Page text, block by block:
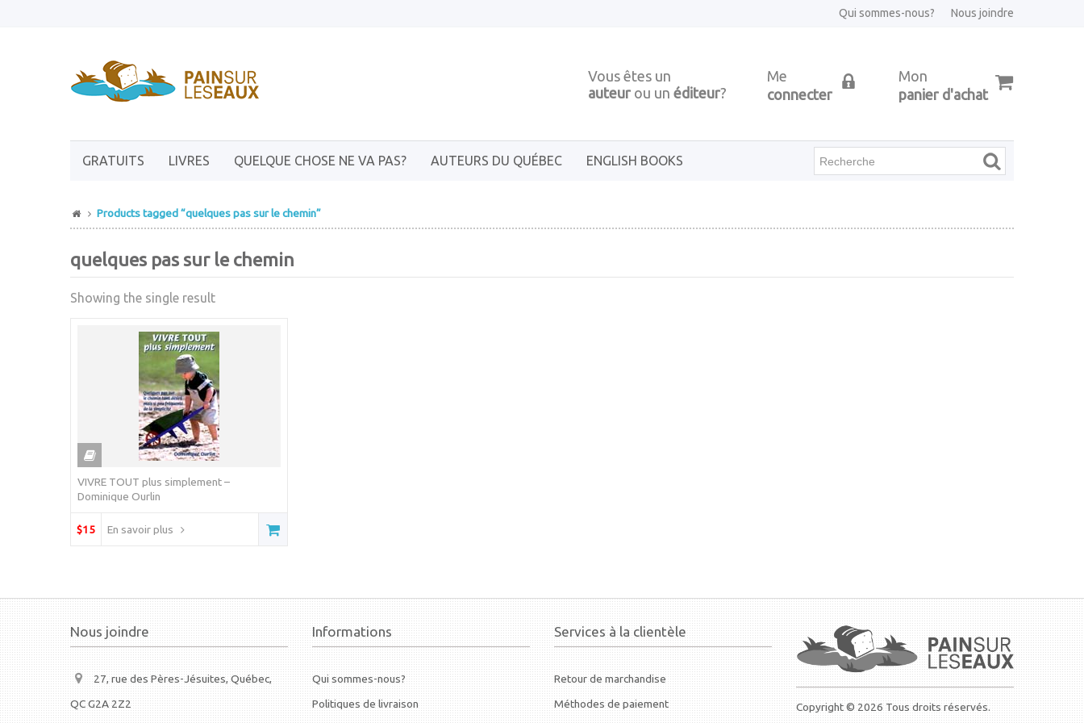
Qui sommes-nous? Nous joindre
Vous êtes un
auteurou un éditeur?
Me
connecter
Mon
panier d'achat
GRATUITS LIVRES QUELQUE CHOSE NE VA PAS? AUTEURS DU QUÉBEC ENGLISH BOOKS
Products tagged “quelques pas sur le chemin”
quelques pas sur le chemin
Showing the single result
VIVRE TOUT plus simplement –
Dominique Ourlin
$15 En savoir plus
Nous joindre
27, rue des Pères-Jésuites, Québec,
QC G2A 2Z2
Informations
Qui sommes-nous?
Politiques de livraison
Services à la clientèle
Retour de marchandise
Méthodes de paiement
Copyright © 2026 Tous droits réservés.